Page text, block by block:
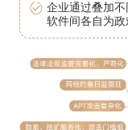
企业通过叠加
软件间各自为